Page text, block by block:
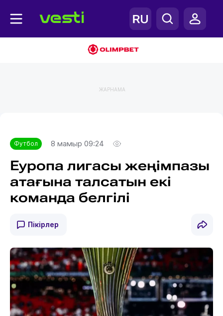
ЖАРНАМА
Футбол 8 мамыр 09:24
Еуропа лигасы жеңімпазы
атағына талсатын екі
команда белгілі
Пікірлер